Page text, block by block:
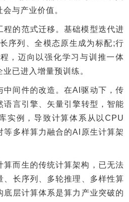
与产业价值。
的范式迁移。基础模型迭代进
序列、全模态原生成为标配;行
，迈向以强化学习与训推一体
已进入增量预训练。
间件的改造。在AI驱动下，传
语言引擎、矢量引擎转型，智能
实例，导致计算体系从以CPU
等多样算力融合的AI原生计算架
而生的传统计算架构，已无法
、长序列、多轮推理、多样性算
底层计算体系是算力产业突破的